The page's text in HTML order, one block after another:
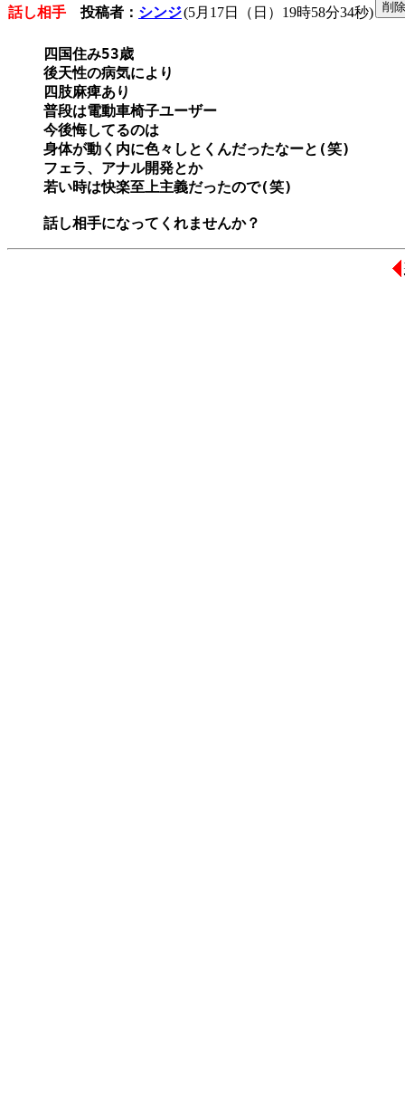
話し相手 投稿者： シンジ(5月17日（日）19時58分34秒)
四国住み53歳
後天性の病気により
四肢麻痺あり
普段は電動車椅子ユーザー
今後悔してるのは
身体が動く内に色々しとくんだったなーと(笑)
フェラ、アナル開発とか
若い時は快楽至上主義だったので(笑)
話し相手になってくれませんか？